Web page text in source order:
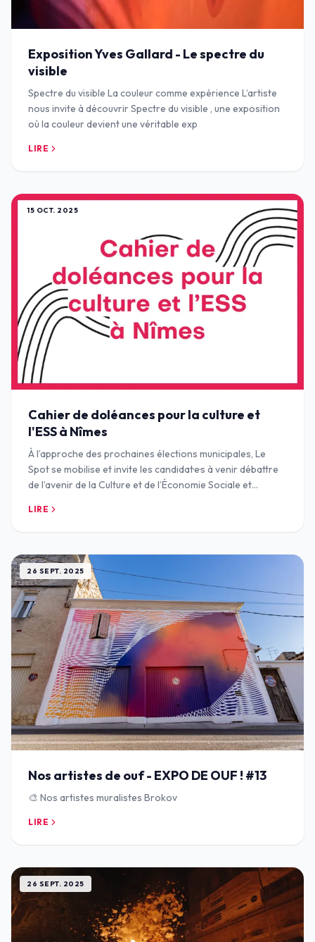
Exposition Yves Gallard - Le spectre du
visible
Spectre du visible La couleur comme expérience L’artiste
nous invite à découvrir Spectre du visible , une exposition
où la couleur devient une véritable exp
LIRE
15 OCT. 2025
Cahier de doléances pour la culture et
l'ESS à Nîmes
À l’approche des prochaines élections municipales, Le
Spot se mobilise et invite les candidat·e·s à venir débattre
de l’avenir de la Culture et de l’Économie Sociale et
LIRE
26 SEPT. 2025
Nos artistes de ouf - EXPO DE OUF ! #13
🎨 Nos artistes muralistes Brokov
LIRE
26 SEPT. 2025